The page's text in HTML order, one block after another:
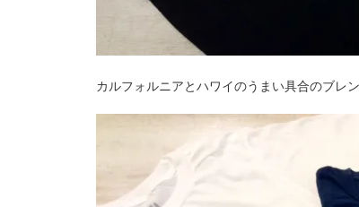
カルフォルニアとハワイのうまい具合のブレ